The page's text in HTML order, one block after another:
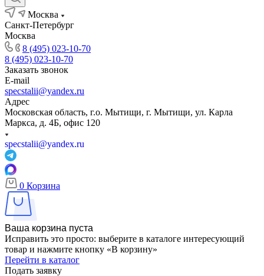
Москва
Санкт-Петербург
Москва
8 (495) 023-10-70
8 (495) 023-10-70
Заказать звонок
E-mail
specstalii@yandex.ru
Адрес
Московская область, г.о. Мытищи, г. Мытищи, ул. Карла
Маркса, д. 4Б, офис 120
specstalii@yandex.ru
0 Корзина
Ваша корзина пуста
Исправить это просто: выберите в каталоге интересующий
товар и нажмите кнопку «В корзину»
Перейти в каталог
Подать заявку